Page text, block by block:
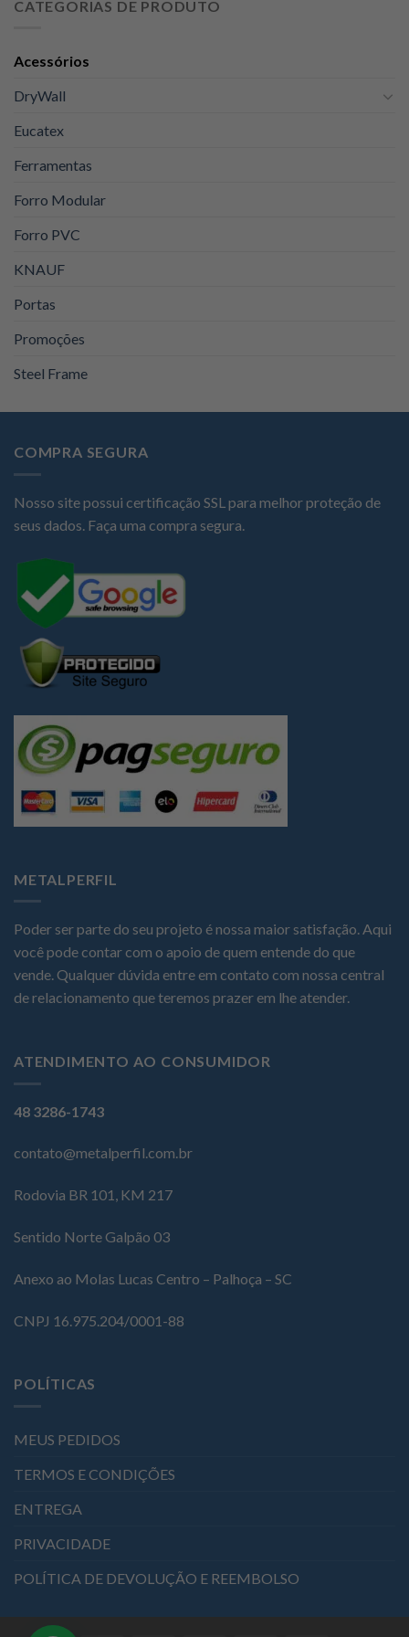
era:
é:
CATEGORIAS DE PRODUTO
Acessórios
DryWall
Eucatex
Ferramentas
Forro Modular
Forro PVC
KNAUF
Portas
Promoções
Steel Frame
COMPRA SEGURA
Nosso site possui certificação SSL para melhor proteção de
seus dados. Faça uma compra segura.
METALPERFIL
Poder ser parte do seu projeto é nossa maior satisfação. Aqui
você pode contar com o apoio de quem entende do que
vende. Qualquer dúvida entre em contato com nossa central
de relacionamento que teremos prazer em lhe atender.
ATENDIMENTO AO CONSUMIDOR
48 3286-1743
contato@metalperfil.com.br
Rodovia BR 101, KM 217
Sentido Norte Galpão 03
Anexo ao Molas Lucas Centro – Palhoça – SC
CNPJ 16.975.204/0001-88
POLÍTICAS
MEUS PEDIDOS
TERMOS E CONDIÇÕES
ENTREGA
PRIVACIDADE
POLÍTICA DE DEVOLUÇÃO E REEMBOLSO